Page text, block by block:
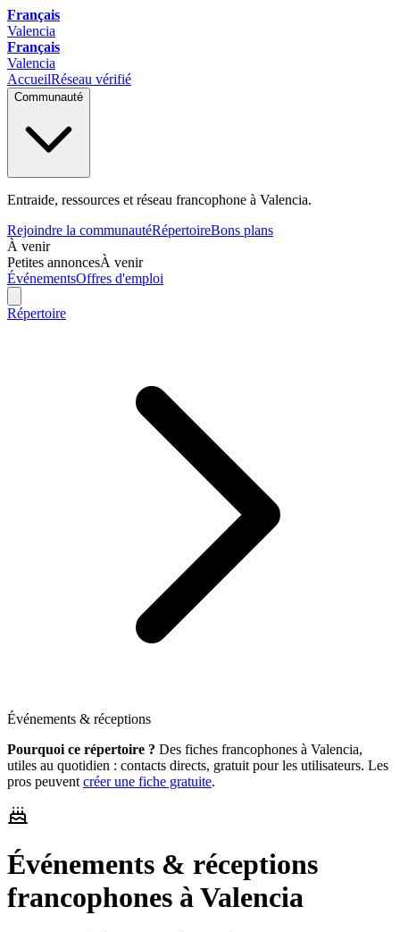
Français
Valencia
Français
Valencia
AccueilRéseau vérifié
Communauté
Entraide, ressources et réseau francophone à Valencia.
Rejoindre la communautéRépertoireBons plans
À venir
Petites annoncesÀ venir
ÉvénementsOffres d'emploi
Répertoire
Événements & réceptions
Pourquoi ce répertoire ? Des fiches francophones à Valencia,
utiles au quotidien : contacts directs, gratuit pour les utilisateurs. Les
pros peuvent créer une fiche gratuite.
Événements & réceptions
francophones à Valencia